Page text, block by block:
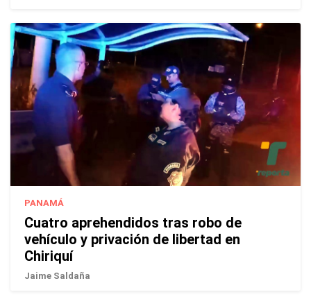
PANAMÁ
Cuatro aprehendidos tras robo de
vehículo y privación de libertad en
Chiriquí
Jaime Saldaña